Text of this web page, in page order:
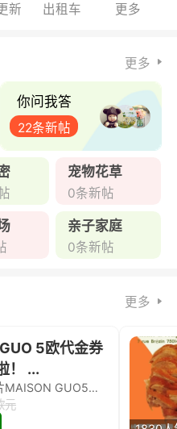
新 出租车 更多
更多
你问我答
22条新帖
宠物花草
0条新帖
亲子家庭
0条新帖
更多
5欧代金券
！ ...
郭氏夫妻肺片MAISON GUO5欧代金券限量兑换啦！
元